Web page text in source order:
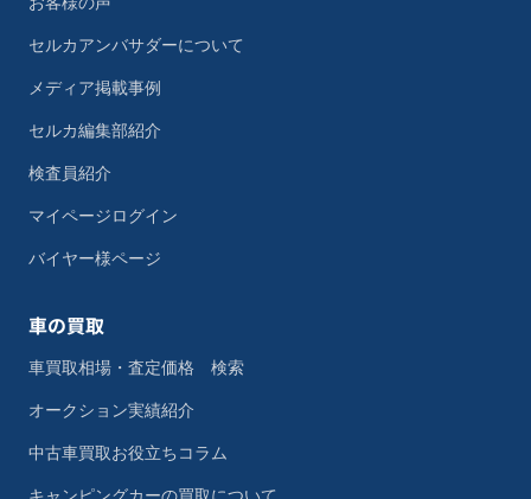
セルカアンバサダーについて
メディア掲載事例
セルカ編集部紹介
検査員紹介
マイページログイン
バイヤー様ページ
車の買取
車買取相場・査定価格 検索
オークション実績紹介
中古車買取お役立ちコラム